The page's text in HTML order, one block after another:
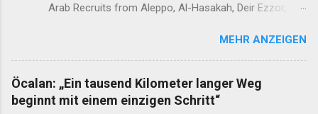
Arab Recruits from Aleppo, Al-Hasakah, Deir Ezzor,
Austin Holmes In: 295 (Summer 2020) I n 2012, as the
so-called Arab Spring protests in Damascus and
elsewhere in Syria descended into a brutal civil war,
President Bashar al-Asad withdrew his forces from
northern Syria to turn their guns on rebels in the south.
MEHR ANZEIGEN
Öcalan: „Ein tausend Kilometer langer Weg
beginnt mit einem einzigen Schritt“